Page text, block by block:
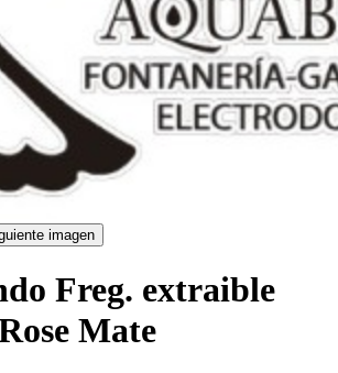
imagen
Freg. extraible
Mate